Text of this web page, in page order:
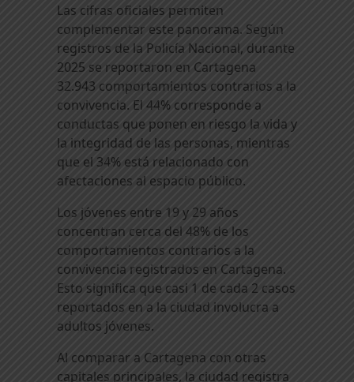
Las cifras oficiales permiten
complementar este panorama. Según
registros de la Policía Nacional, durante
2025 se reportaron en Cartagena
32.943 comportamientos contrarios a la
convivencia. El 44% corresponde a
conductas que ponen en riesgo la vida y
la integridad de las personas, mientras
que el 34% está relacionado con
afectaciones al espacio público.
Los jóvenes entre 19 y 29 años
concentran cerca del 48% de los
comportamientos contrarios a la
convivencia registrados en Cartagena.
Esto significa que casi 1 de cada 2 casos
reportados en a la ciudad involucra a
adultos jóvenes.
Al comparar a Cartagena con otras
capitales principales, la ciudad registra